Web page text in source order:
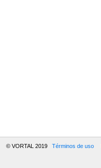
© VORTAL 2019 Términos de uso